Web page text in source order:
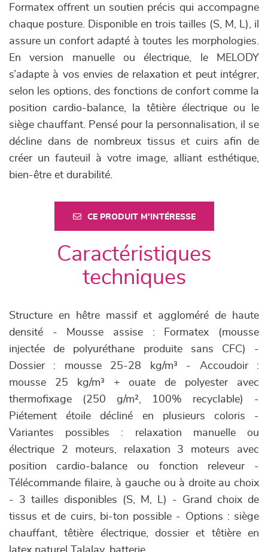
Formatex offrent un soutien précis qui accompagne
chaque posture. Disponible en trois tailles (S, M, L), il
assure un confort adapté à toutes les morphologies.
En version manuelle ou électrique, le MELODY
s’adapte à vos envies de relaxation et peut intégrer,
selon les options, des fonctions de confort comme la
position cardio-balance, la têtière électrique ou le
siège chauffant. Pensé pour la personnalisation, il se
décline dans de nombreux tissus et cuirs afin de
créer un fauteuil à votre image, alliant esthétique,
bien-être et durabilité.
CE PRODUIT M'INTÉRESSE
Caractéristiques
techniques
Structure en hêtre massif et aggloméré de haute
densité - Mousse assise : Formatex (mousse
injectée de polyuréthane produite sans CFC) -
Dossier : mousse 25-28 kg/m³ - Accoudoir :
mousse 25 kg/m³ + ouate de polyester avec
thermofixage (250 g/m², 100% recyclable) -
Piétement étoile décliné en plusieurs coloris -
Variantes possibles : relaxation manuelle ou
électrique 2 moteurs, relaxation 3 moteurs avec
position cardio-balance ou fonction releveur -
Télécommande filaire, à gauche ou à droite au choix
- 3 tailles disponibles (S, M, L) - Grand choix de
tissus et de cuirs, bi-ton possible - Options : siège
chauffant, têtière électrique, dossier et têtière en